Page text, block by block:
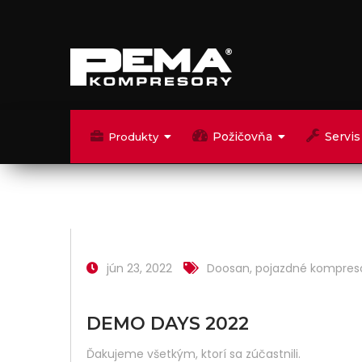
Produkty Požičovňa Servis
jún 23, 2022 Doosan, pojazdné
DEMO DAYS 2022
Ďakujeme všetkým, ktorí sa zúčastnili.